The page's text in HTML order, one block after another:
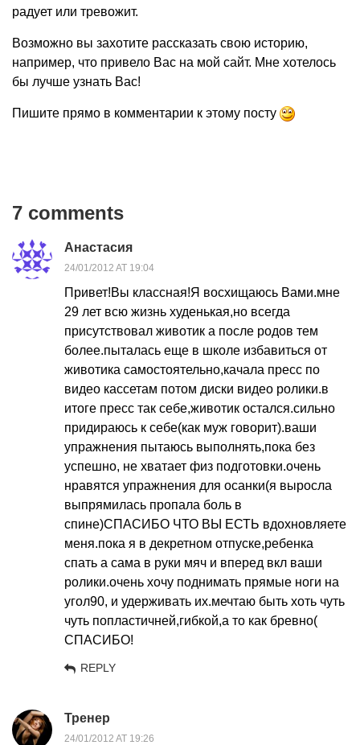
радует или тревожит.
Возможно вы захотите рассказать свою историю,
например, что привело Вас на мой сайт. Мне хотелось
бы лучше узнать Вас!
Пишите прямо в комментарии к этому посту
7 comments
Анастасия
24/01/2012 AT 19:04
Привет!Вы классная!Я восхищаюсь Вами.мне
29 лет всю жизнь худенькая,но всегда
присутствовал животик а после родов тем
более.пыталась еще в школе избавиться от
животика самостоятельно,качала пресс по
видео кассетам потом диски видео ролики.в
итоге пресс так себе,животик остался.сильно
придираюсь к себе(как муж говорит).ваши
упражнения пытаюсь выполнять,пока без
успешно, не хватает физ подготовки.очень
нравятся упражнения для осанки(я выросла
выпрямилась пропала боль в
спине)СПАСИБО ЧТО ВЫ ЕСТЬ вдохновляете
меня.пока я в декретном отпуске,ребенка
спать а сама в руки мяч и вперед вкл ваши
ролики.очень хочу поднимать прямые ноги на
угол90, и удерживать их.мечтаю быть хоть чуть
чуть попластичней,гибкой,а то как бревно(
СПАСИБО!
REPLY
Тренер
24/01/2012 AT 19:26